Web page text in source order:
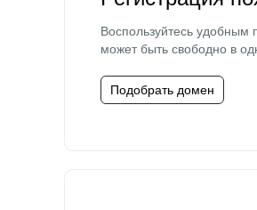
Воспользуйтесь
может быть свободно в
Подобрать домен